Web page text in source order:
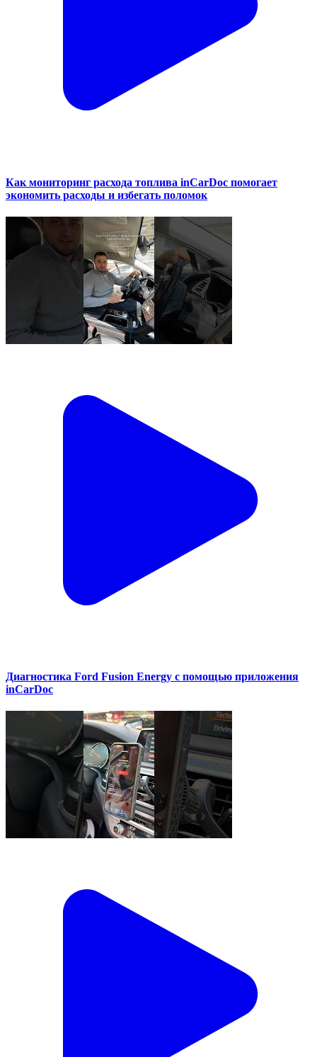
Как мониторинг расхода топлива inCarDoc помогает
экономить расходы и избегать поломок
Диагностика Ford Fusion Energy с помощью приложения
inCarDoc